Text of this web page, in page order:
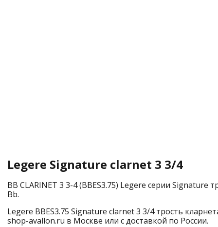
Legere Signature clarnet 3 3/4
BB CLARINET 3 3-4 (BBES3.75) Legere серии Signature
Bb.
Legere BBES3.75 Signature clarnet 3 3/4 трость
shop-avallon.ru в Москве или с доставкой по России.